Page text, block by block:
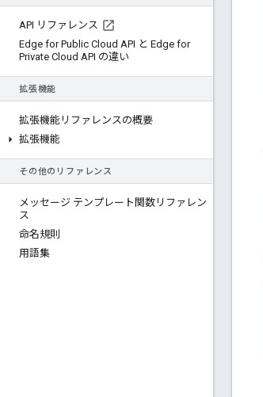
API リファレンス
Edge for Public Cloud API と Edge for
Private Cloud API の違い
拡張機能
拡張機能リファレンスの概要
拡張機能
その他のリファレンス
メッセージ テンプレート関数リファレン
ス
命名規則
用語集